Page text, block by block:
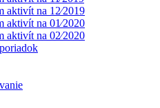
aktivít na 12⁄2019
aktivít na 01⁄2020
aktivít na 02⁄2020